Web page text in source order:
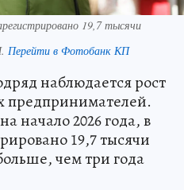
19,7 тысячи
Перейти в Фотобанк КП
наблюдается рост
предпринимателей.
начало 2026 года, в
19,7 тысячи
чем три года